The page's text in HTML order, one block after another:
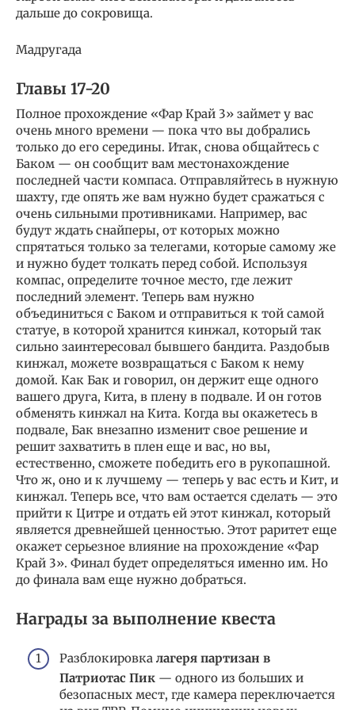
дальше до сокровища.
Мадругада
Главы 17-20
Полное прохождение «Фар Край 3» займет у вас
очень много времени — пока что вы добрались
только до его середины. Итак, снова общайтесь с
Баком — он сообщит вам местонахождение
последней части компаса. Отправляйтесь в нужную
шахту, где опять же вам нужно будет сражаться с
очень сильными противниками. Например, вас
будут ждать снайперы, от которых можно
спрятаться только за телегами, которые самому же
и нужно будет толкать перед собой. Используя
компас, определите точное место, где лежит
последний элемент. Теперь вам нужно
объединиться с Баком и отправиться к той самой
статуе, в которой хранится кинжал, который так
сильно заинтересовал бывшего бандита. Раздобыв
кинжал, можете возвращаться с Баком к нему
домой. Как Бак и говорил, он держит еще одного
вашего друга, Кита, в плену в подвале. И он готов
обменять кинжал на Кита. Когда вы окажетесь в
подвале, Бак внезапно изменит свое решение и
решит захватить в плен еще и вас, но вы,
естественно, сможете победить его в рукопашной.
Что ж, оно и к лучшему — теперь у вас есть и Кит, и
кинжал. Теперь все, что вам остается сделать — это
прийти к Цитре и отдать ей этот кинжал, который
является древнейшей ценностью. Этот раритет еще
окажет серьезное влияние на прохождение «Фар
Край 3». Финал будет определяться именно им. Но
до финала вам еще нужно добраться.
Награды за выполнение квеста
Разблокировка лагеря партизан в
Патриотас Пик — одного из больших и
безопасных мест, где камера переключается